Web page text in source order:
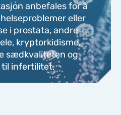
anbefales for å
eller
i prostata, andre
kryptorkidisme,
sædkvaliteten og
til infertilitet,